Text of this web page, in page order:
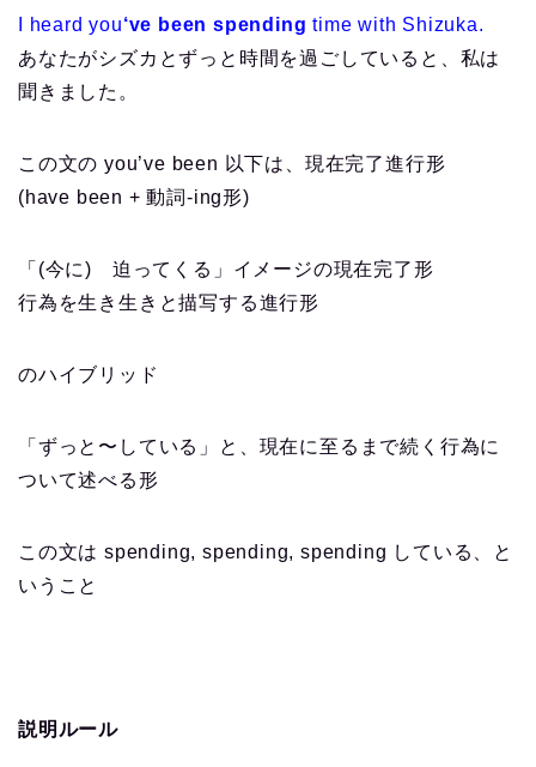
I heard you‘ve been spending time with Shizuka.
あなたがシズカとずっと時間を過ごしていると、私は
聞きました。
この文の you’ve been 以下は、現在完了進行形
(have been + 動詞-ing形)
「(今に) 迫ってくる」イメージの現在完了形
行為を生き生きと描写する進行形
のハイブリッド
「ずっと〜している」と、現在に至るまで続く行為に
ついて述べる形
この文は spending, spending, spending している、と
いうこと
説明ルール